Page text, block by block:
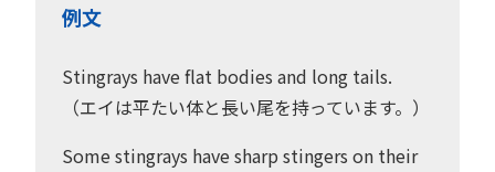
例文
Stingrays have flat bodies and long tails.
（エイは平たい体と長い尾を持っています。）
Some stingrays have sharp stingers on their